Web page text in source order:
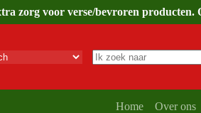
zorg voor verse/bevroren
Home Over ons